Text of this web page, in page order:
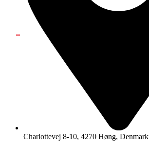
Charlottevej 8-10, 4270 Høng, Denmark